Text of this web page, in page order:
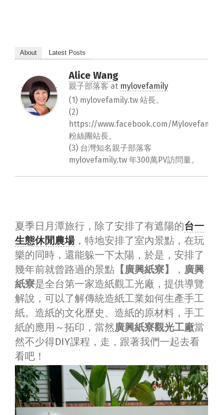
About Latest Posts
Alice Wang
親子部落客 at mylovefamily
(1) mylovefamily.tw 站長。
(2)
https://www.facebook.com/
粉絲團站長。
(3) 台灣知名親子部落客
mylovefamily.tw 年300萬PV訪問量。
夏季日月潭旅行，除了安排了有遮陽的台一
生態休閒農場，特地安排了室內景點，在玩
樂的同時，還能躲一下太陽，於是，安排了
幾年前就曾路過的景點 【廣興紙寮】 ， 廣興
紙寮是全台第一家造紙觀工光廠，提供導覽
解說，可以了解傳統造紙工業如何生產手工
紙。造紙的文化歷史、造紙的原材料，手工
紙的應用～拓印，當然廣興紙寮觀光工廠當
然不少得DIY課程，走，跟著我們一起去看
看吧！